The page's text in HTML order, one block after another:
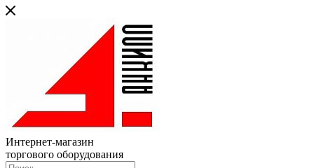
Интернет-магазин
торгового оборудования